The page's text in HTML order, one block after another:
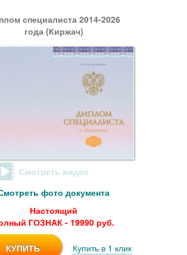
специалиста 2014-2026
года (Киржач)
Смотреть видео
фото документа
Настоящий
ГОЗНАК - 19990 руб.
КУПИТЬ Купить в 1 клик